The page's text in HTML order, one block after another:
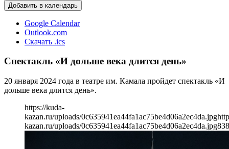
Добавить в календарь
Google Calendar
Outlook.com
Скачать .ics
Спектакль «И дольше века длится день»
20 января 2024 года в театре им. Камала пройдет спектакль «И
дольше века длится день».
https://kuda-
kazan.ru/uploads/0c635941ea44fa1ac75be4d06a2ec4da.jpg
kazan.ru/uploads/0c635941ea44fa1ac75be4d06a2ec4da.jpg838